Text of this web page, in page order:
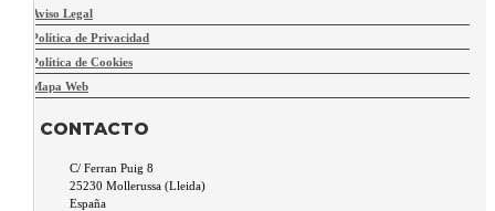
Aviso Legal
Política de Privacidad
Política de Cookies
Mapa Web
CONTACTO
C/ Ferran Puig 8
25230 Mollerussa (Lleida)
España